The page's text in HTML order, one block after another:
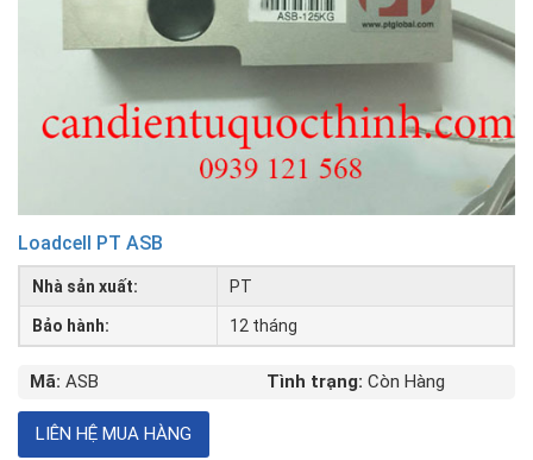
Loadcell PT ASB
Nhà sản xuất: PT
Bảo hành: 12 tháng
Mã: ASB Tình trạng: Còn Hàng